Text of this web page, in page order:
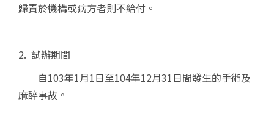
歸責於機構或病方者則不給付。
2. 試辦期間
自103年1月1日至104年12月31日間發生的手術及
麻醉事故。